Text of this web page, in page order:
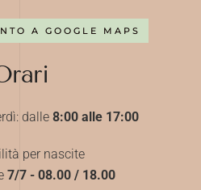
A GOOGLE MAPS
dalle 8:00 alle 17:00
per nascite
7/7 - 08.00 / 18.00